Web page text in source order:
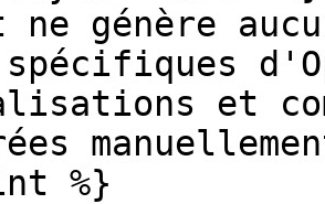
ne génère
et
%}